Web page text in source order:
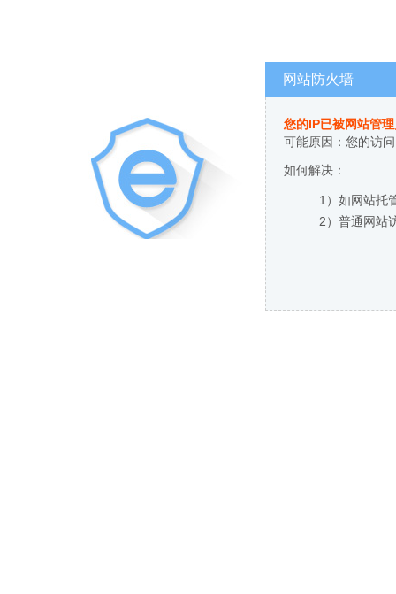
网站防火墙
您的IP已被网站管
可能原因：您的访
如何解决：
1）如网站托
2）普通网站